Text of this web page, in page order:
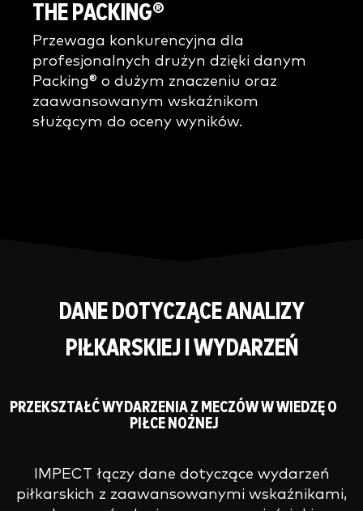
THE PACKING®
Przewaga konkurencyjna dla
profesjonalnych drużyn dzięki danym
Packing® o dużym znaczeniu oraz
zaawansowanym wskaźnikom
służącym do oceny wyników.
DANE DOTYCZĄCE ANALIZY
PIŁKARSKIEJ I WYDARZEŃ
PRZEKSZTAŁĆ WYDARZENIA Z MECZÓW W WIEDZĘ O
PIŁCE NOŻNEJ
IMPECT łączy dane dotyczące wydarzeń
piłkarskich z zaawansowanymi wskaźnikami,